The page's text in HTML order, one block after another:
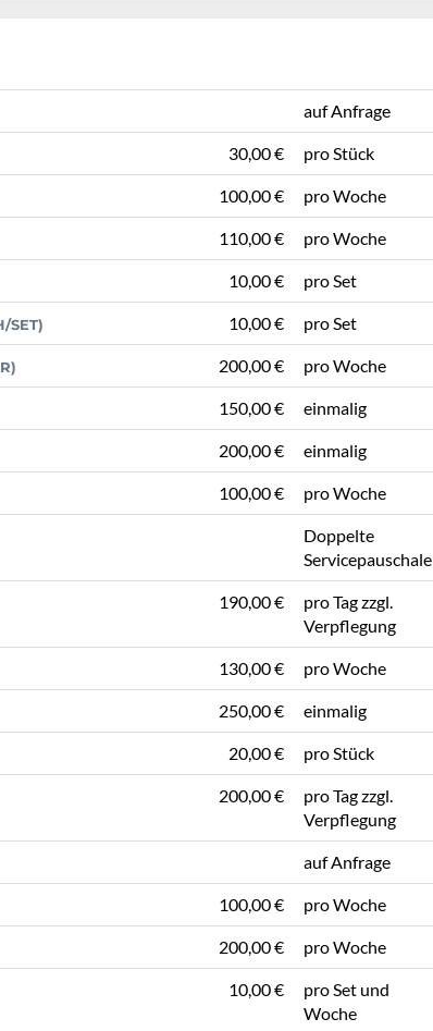
auf Anfrage
30,00 € pro Stück
100,00 € pro Woche
110,00 € pro Woche
10,00 € pro Set
SET) 10,00 € pro Set
200,00 € pro Woche
150,00 € einmalig
200,00 € einmalig
100,00 € pro Woche
Doppelte
Servicepauschale
190,00 €
pro Tag zzgl.
Verpflegung
130,00 € pro Woche
250,00 € einmalig
20,00 € pro Stück
200,00 €
pro Tag zzgl.
Verpflegung
auf Anfrage
100,00 € pro Woche
200,00 € pro Woche
10,00 €
pro Set und
Woche